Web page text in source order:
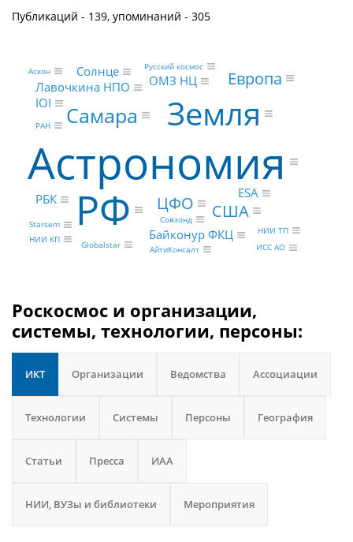
Публикаций - 139, упоминаний - 305
Астрономия
РФ
Земля
Самара
ЦФО США
Европа
ОМЗ НЦ
Лавочкина НПО
Байконур ФКЦ
ESA
Солнце
IOI
РБК
Совзонд
НИИ ТП
Starsem
РАН
Аскон Русский космос
НИИ КП
Globalstar ИСС АО
АйтиКонсалт
Роскосмос и организации,
системы, технологии, персоны:
ИКТ Организации Ведомства Ассоциации
Технологии Системы Персоны География
Статьи Пресса ИАА
НИИ, ВУЗы и библиотеки Мероприятия